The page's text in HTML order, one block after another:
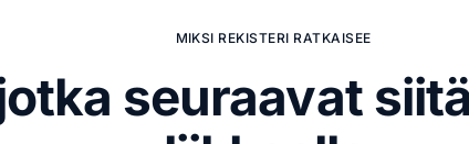
MIKSI REKISTERI RATKAISEE
seuraavat